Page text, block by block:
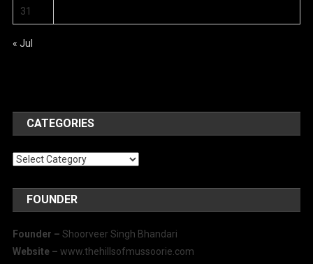
31
« Jul
CATEGORIES
Categories
FOUNDER
Founder – Shoorveer Singh Bhandari
Website – www.thehillsofmussoorie.com